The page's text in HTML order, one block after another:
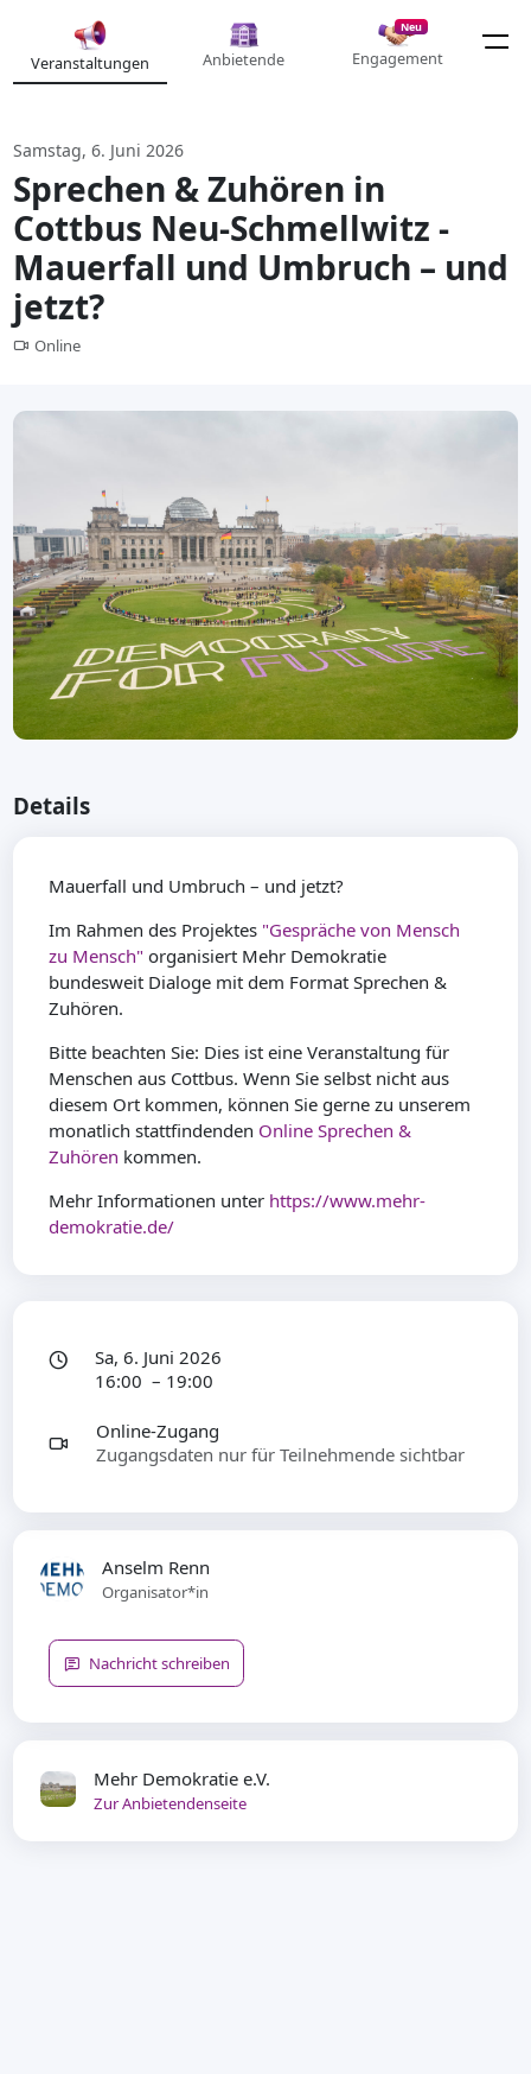
Veranstaltungen Anbietende
Neu
Engagement
Samstag, 6. Juni 2026
Sprechen & Zuhören in
Cottbus Neu-Schmellwitz -
Mauerfall und Umbruch – und
jetzt?
Online
Details
Mauerfall und Umbruch – und jetzt?
Im Rahmen des Projektes "Gespräche von Mensch
zu Mensch" organisiert Mehr Demokratie
bundesweit Dialoge mit dem Format Sprechen &
Zuhören.
Bitte beachten Sie: Dies ist eine Veranstaltung für
Menschen aus Cottbus. Wenn Sie selbst nicht aus
diesem Ort kommen, können Sie gerne zu unserem
monatlich stattfindenden Online Sprechen &
Zuhören kommen.
Mehr Informationen unter https://www.mehr-
demokratie.de/
Mehr Demokratie e.V.
Zur Anbietendenseite
Anselm Renn
Organisator*in
Nachricht schreiben
Sa, 6. Juni 2026
16:00 – 19:00
Online-Zugang
Zugangsdaten nur für Teilnehmende sichtbar